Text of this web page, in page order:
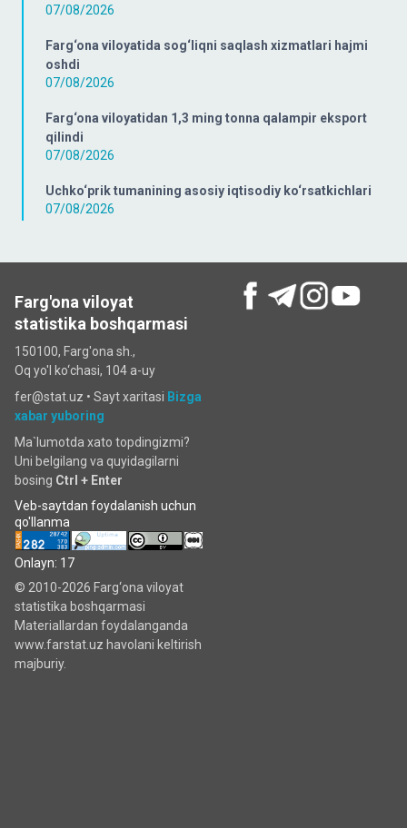
07/08/2026
Farg‘ona viloyatida sog‘liqni saqlash xizmatlari hajmi
oshdi
07/08/2026
Farg‘ona viloyatidan 1,3 ming tonna qalampir eksport
qilindi
07/08/2026
Uchko‘prik tumanining asosiy iqtisodiy ko‘rsatkichlari
07/08/2026
Farg'ona viloyat
statistika boshqarmasi
150100, Farg'ona sh.,
Oq yo'l ko‘chаsi, 104 a-uy
fer@stat.uz • Sayt xaritasi Bizga
xabar yuboring
Ma`lumotda xato topdingizmi?
Uni belgilang va quyidagilarni
bosing Ctrl + Enter
Veb-saytdan foydalanish uchun
qo'llanma
Onlayn: 17
© 2010-2026 Farg‘ona viloyat
statistika boshqarmasi
Materiallardan foydalanganda
www.farstat.uz havolani keltirish
majburiy.